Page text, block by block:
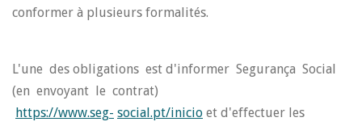
conformer à plusieurs formalités.
L'une des obligations est d'informer Segurança Social
(en envoyant le contrat)
https://www.seg- social.pt/inicio et d'effectuer les